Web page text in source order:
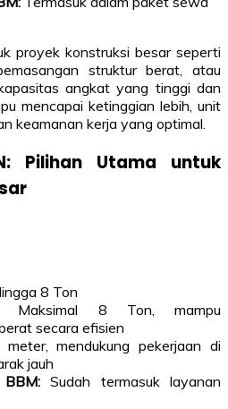
proyek konstruksi besar seperti
struktur berat, atau
angkat yang tinggi dan
mencapai ketinggian lebih, unit
keamanan kerja yang optimal.
Pilihan Utama untuk
8 Ton
Maksimal 8 Ton, mampu
secara efisien
mendukung pekerjaan di
jauh
Sudah termasuk layanan